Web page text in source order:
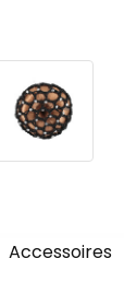
Accessoires